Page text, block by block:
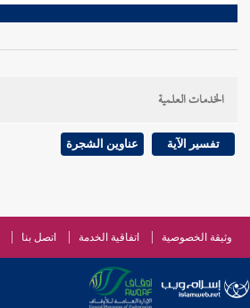
الخدمات العلمية
تفسير الآية عناوين الشجرة
وثيقة الخصوصية اتفاقية الخدمة اتصل بنا